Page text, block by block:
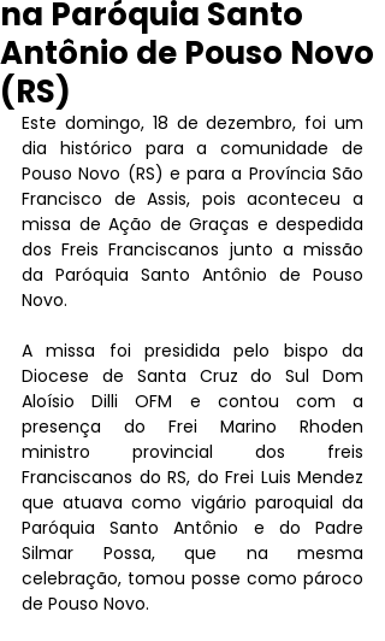
na Paróquia Santo
Antônio de Pouso Novo
(RS)
Este domingo, 18 de dezembro, foi um
dia histórico para a comunidade de
Pouso Novo (RS) e para a Província São
Francisco de Assis, pois aconteceu a
missa de Ação de Graças e despedida
dos Freis Franciscanos junto a missão
da Paróquia Santo Antônio de Pouso
Novo.
A missa foi presidida pelo bispo da
Diocese de Santa Cruz do Sul Dom
Aloísio Dilli OFM e contou com a
presença do Frei Marino Rhoden
ministro provincial dos freis
Franciscanos do RS, do Frei Luis Mendez
que atuava como vigário paroquial da
Paróquia Santo Antônio e do Padre
Silmar Possa, que na mesma
celebração, tomou posse como pároco
de Pouso Novo.